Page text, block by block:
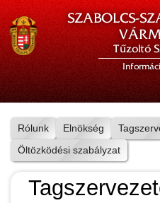
SZABOLCS-
Tűzoltó
Rólunk Elnökség
Öltözködési szabályzat